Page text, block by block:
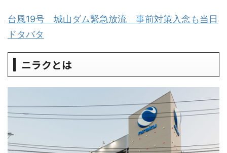
台風19号 城山ダム緊急放流 事前対策入念も当日
ドタバタ
ニラクとは